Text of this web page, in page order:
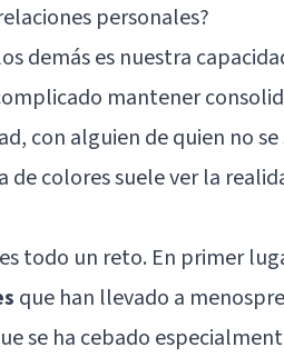
personales?
demás es nuestra
mantener
con alguien de quien no se
de colores suele ver la
todo un reto. En primer
que han llevado a
se ha cebado